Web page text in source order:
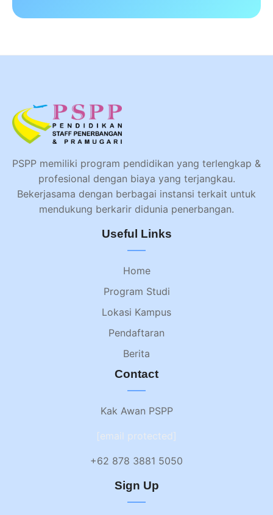
PSPP memiliki program pendidikan yang terlengkap &
profesional dengan biaya yang terjangkau.
Bekerjasama dengan berbagai instansi terkait untuk
mendukung berkarir didunia penerbangan.
Useful Links
Home
Program Studi
Lokasi Kampus
Pendaftaran
Berita
Contact
Kak Awan PSPP
[email protected]
+62 878 3881 5050
Sign Up